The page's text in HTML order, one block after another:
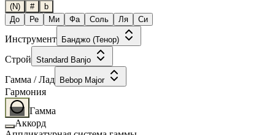
(N) #
b
До
Ре Ми Фа Соль Ля Си
Инструмент Банджо (Тенор)
Строй Standard Banjo
Гамма / Лад Bebop Major
Гармония
Гамма
Аккорд